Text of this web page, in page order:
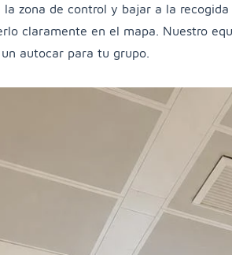
la zona de control y bajar a la
claramente en el mapa. Nuestro
autocar para tu grupo.